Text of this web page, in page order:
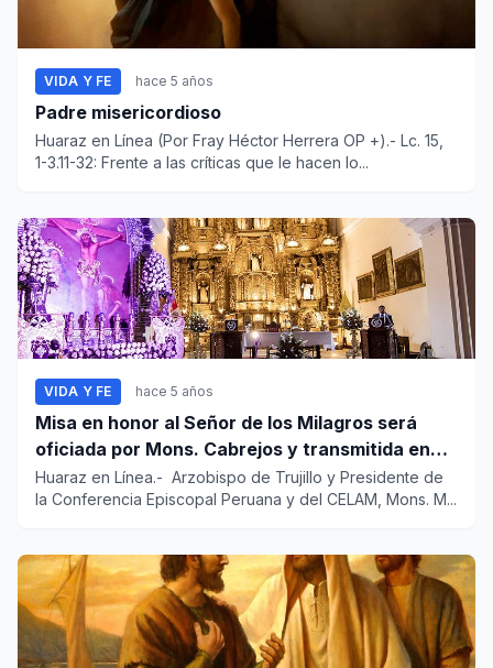
VIDA Y FE hace 5 años
Padre misericordioso
Huaraz en Línea (Por Fray Héctor Herrera OP +).- Lc. 15,
1-3.11-32: Frente a las críticas que le hacen lo...
VIDA Y FE hace 5 años
Misa en honor al Señor de los Milagros será
oficiada por Mons. Cabrejos y transmitida en
redes sociales
Huaraz en Línea.- Arzobispo de Trujillo y Presidente de
la Conferencia Episcopal Peruana y del CELAM, Mons. M...